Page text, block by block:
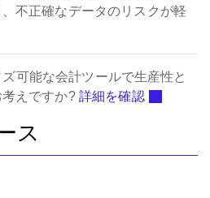
不正確なデータのリスクが軽
可能な会計ツールで生産性と
えですか? 詳細を確認
ス